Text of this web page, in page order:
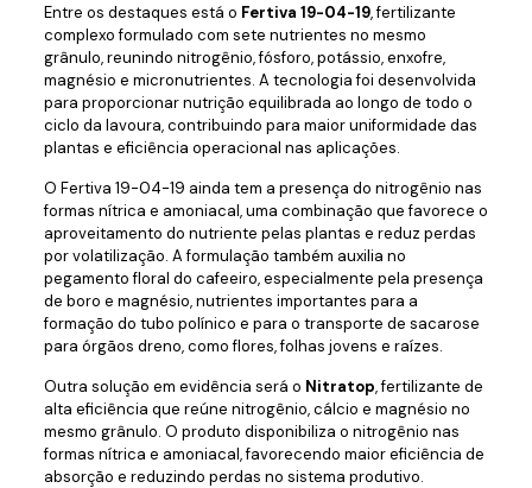
Entre os destaques está o Fertiva 19-04-19, fertilizante
complexo formulado com sete nutrientes no mesmo
grânulo, reunindo nitrogênio, fósforo, potássio, enxofre,
magnésio e micronutrientes. A tecnologia foi desenvolvida
para proporcionar nutrição equilibrada ao longo de todo o
ciclo da lavoura, contribuindo para maior uniformidade das
plantas e eficiência operacional nas aplicações.
O Fertiva 19-04-19 ainda tem a presença do nitrogênio nas
formas nítrica e amoniacal, uma combinação que favorece o
aproveitamento do nutriente pelas plantas e reduz perdas
por volatilização. A formulação também auxilia no
pegamento floral do cafeeiro, especialmente pela presença
de boro e magnésio, nutrientes importantes para a
formação do tubo polínico e para o transporte de sacarose
para órgãos dreno, como flores, folhas jovens e raízes.
Outra solução em evidência será o Nitratop, fertilizante de
alta eficiência que reúne nitrogênio, cálcio e magnésio no
mesmo grânulo. O produto disponibiliza o nitrogênio nas
formas nítrica e amoniacal, favorecendo maior eficiência de
absorção e reduzindo perdas no sistema produtivo.